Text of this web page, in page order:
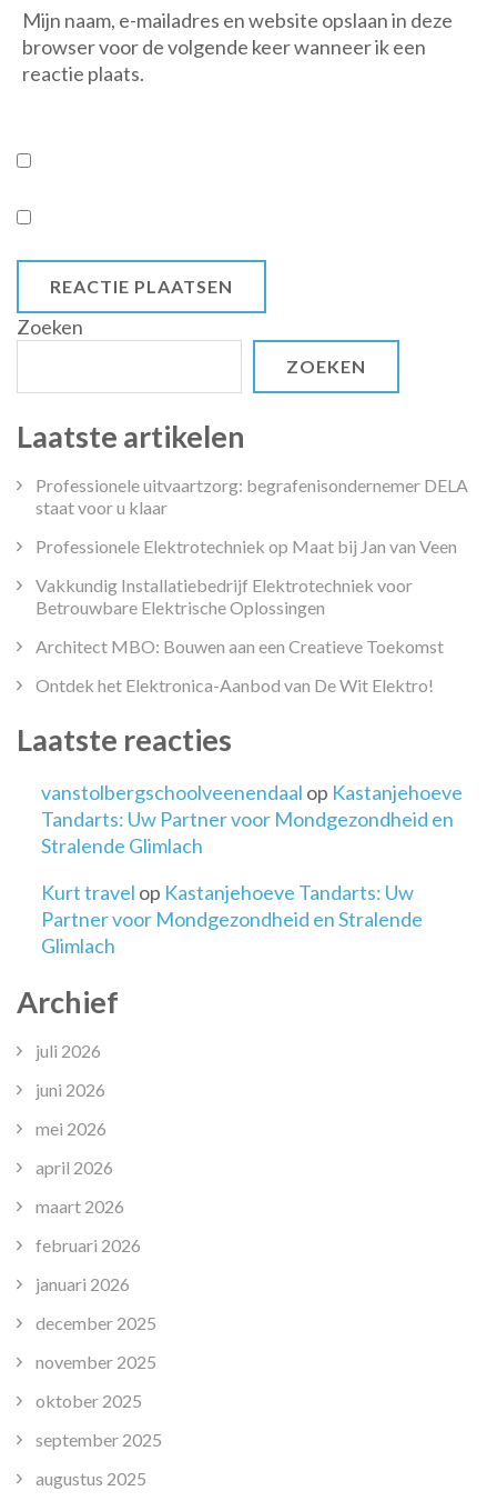
Mijn naam, e-mailadres en website opslaan in deze
browser voor de volgende keer wanneer ik een
reactie plaats.
Zoeken
ZOEKEN
Laatste artikelen
Professionele uitvaartzorg: begrafenisondernemer DELA
staat voor u klaar
Professionele Elektrotechniek op Maat bij Jan van Veen
Vakkundig Installatiebedrijf Elektrotechniek voor
Betrouwbare Elektrische Oplossingen
Architect MBO: Bouwen aan een Creatieve Toekomst
Ontdek het Elektronica-Aanbod van De Wit Elektro!
Laatste reacties
vanstolbergschoolveenendaal op Kastanjehoeve
Tandarts: Uw Partner voor Mondgezondheid en
Stralende Glimlach
Kurt travel op Kastanjehoeve Tandarts: Uw
Partner voor Mondgezondheid en Stralende
Glimlach
Archief
juli 2026
juni 2026
mei 2026
april 2026
maart 2026
februari 2026
januari 2026
december 2025
november 2025
oktober 2025
september 2025
augustus 2025